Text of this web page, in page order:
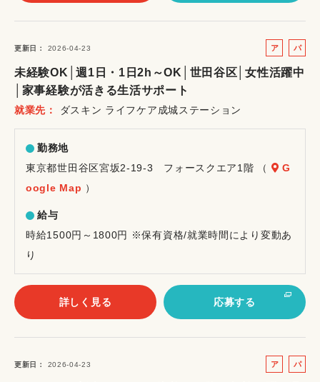
更新日 2026-04-23
ア
バ
パ
ト
未経験OK│週1日・1日2h～OK│世田谷区│女性活躍中
│家事経験が活きる生活サポート
就業先 ダスキン ライフケア成城ステーション
勤務地
東京都世田谷区宮坂2-19-3 フォースクエア1階 （
G
oogle Map ）
給与
時給1500円～1800円 ※保有資格/就業時間により変動あ
り
詳しく見る 応募する
更新日 2026-04-23
ア
パ